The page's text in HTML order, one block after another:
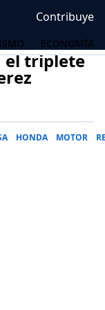
Contribuye
ECONOMÍA
el triplete
HONDA MOTOR